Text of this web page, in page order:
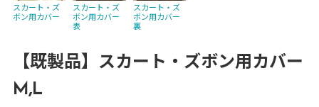
スカート・ズ
ボン用カバー
スカート・ズ
ボン用カバー
表
スカート・ズ
ボン用カバー
裏
【既製品】スカート・ズボン用カバー
M,L